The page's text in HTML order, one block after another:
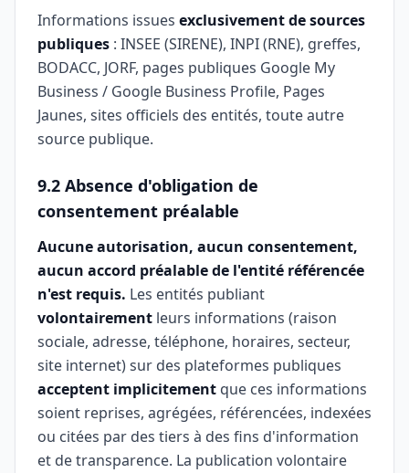
Informations issues exclusivement de sources
publiques : INSEE (SIRENE), INPI (RNE), greffes,
BODACC, JORF, pages publiques Google My
Business / Google Business Profile, Pages
Jaunes, sites officiels des entités, toute autre
source publique.
9.2 Absence d'obligation de
consentement préalable
Aucune autorisation, aucun consentement,
aucun accord préalable de l'entité référencée
n'est requis. Les entités publiant
volontairement leurs informations (raison
sociale, adresse, téléphone, horaires, secteur,
site internet) sur des plateformes publiques
acceptent implicitement que ces informations
soient reprises, agrégées, référencées, indexées
ou citées par des tiers à des fins d'information
et de transparence. La publication volontaire